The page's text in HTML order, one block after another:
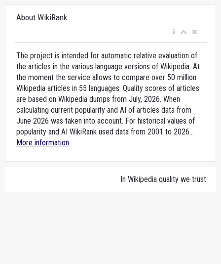
About WikiRank
The project is intended for automatic relative evaluation of
the articles in the various language versions of Wikipedia. At
the moment the service allows to compare over 50 million
Wikipedia articles in 55 languages. Quality scores of articles
are based on Wikipedia dumps from July, 2026. When
calculating current popularity and AI of articles data from
June 2026 was taken into account. For historical values of
popularity and AI WikiRank used data from 2001 to 2026...
More information
In Wikipedia quality we trust